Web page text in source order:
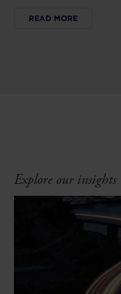
READ MORE
Explore our insights